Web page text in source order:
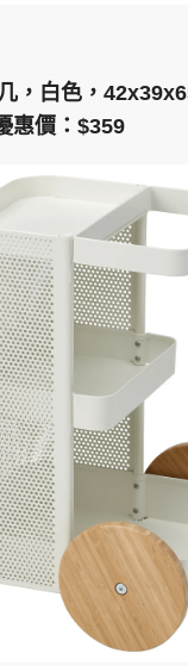
，白色，
惠價：$359